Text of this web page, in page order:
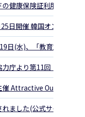
の健康保険証利用の促進
日開催 韓国オンライン
日(水)、「教育旅行」
庁より第11回「もっと
催 Attractive Oulu
ました(公式サイトへ)